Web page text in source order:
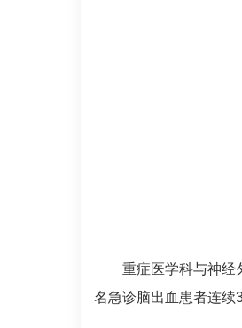
重症医学科与神经
名急诊脑出血患者连续